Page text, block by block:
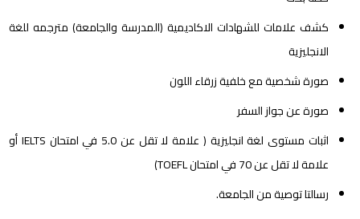
كشف علامات للشهادات الاكاديمية (المدرسة والجامعة) مترجمه للغة
الانجليزية
صورة شخصية مع خلفية زرقاء اللون
صورة عن جواز السفر
اثبات مستوى لغة انجليزية ( علامة لا تقل عن 5.0 في امتحان IELTS أو
علامة لا تقل عن 70 في امتحان TOEFL)
رسالتا توصية من الجامعة.